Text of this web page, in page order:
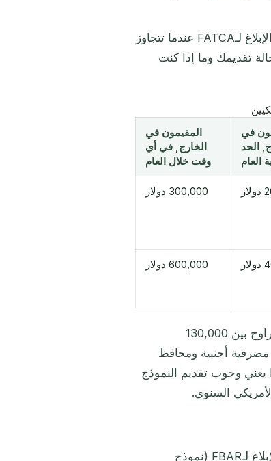
فهم الحدود الدقيقة أمر لا غنى عنه للحفاظ على الامتثال. تُفعَّل التزامات الإبلاغ لـFATCA عندما تتجاوز
تقديمك وما إذا كنت
في
الحد
العام
المقيمون في
الخارج, في أي
وقت خلال العام
300,000 دولار
600,000 دولار
بالنسبة للأفراد من ذوي الثروات الكبيرة جدًا الذين يستثمرون حدًا أدنى يتراوح بين 130,000
مصرفية أجنبية ومحافظ
يعني وجوب تقديم النموذج
يخلط كثير من مواطني الجنسية بين الإبلاغ لـFATCA (النموذج 8938) والإبلاغ لـFBAR (نموذج